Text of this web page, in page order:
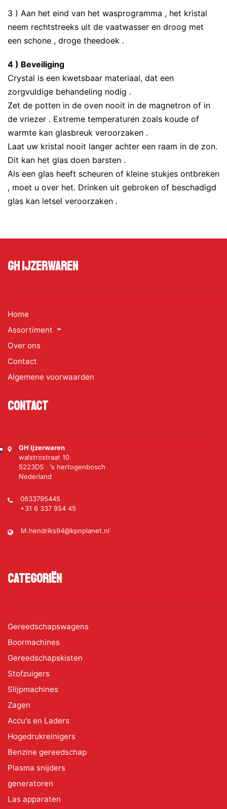
3 ) Aan het eind van het wasprogramma , het kristal
neem rechtstreeks uit de vaatwasser en droog met
een schone , droge theedoek .
4 ) Beveiliging
Crystal is een kwetsbaar materiaal, dat een
zorgvuldige behandeling nodig .
Zet de potten in de oven nooit in de magnetron of in
de vriezer . Extreme temperaturen zoals koude of
warmte kan glasbreuk veroorzaken .
Laat uw kristal nooit langer achter een raam in de zon.
Dit kan het glas doen barsten .
Als een glas heeft scheuren of kleine stukjes ontbreken
, moet u over het. Drinken uit gebroken of beschadigd
glas kan letsel veroorzaken .
GH Ijzerwaren
Home
Assortiment
Over ons
Contact
Algemene voorwaarden
Contact
GH Ijzerwaren
walstrostraat 10
5223DS 's hertogenbosch
Nederland
0633795445
+31 6 337 954 45
M.hendriks94@kpnplanet.nl
Categoriën
Gereedschapswagens
Boormachines
Gereedschapskisten
Stofzuigers
Slijpmachines
Zagen
Accu's en Laders
Hogedrukreinigers
Benzine gereedschap
Plasma snijders
generatoren
Las apparaten